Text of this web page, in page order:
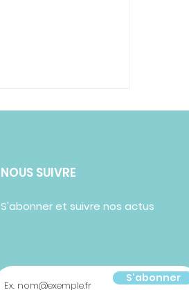
NOUS SUIVRE
S'abonner et suivre nos actus
S'abonner